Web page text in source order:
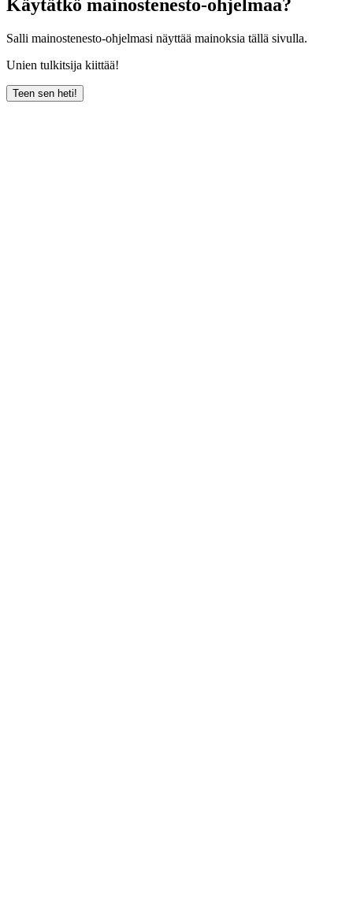
Käytätkö mainostenesto-ohjelmaa?
Salli mainostenesto-ohjelmasi näyttää mainoksia tällä sivulla.
Unien tulkitsija kiittää!
Teen sen heti!